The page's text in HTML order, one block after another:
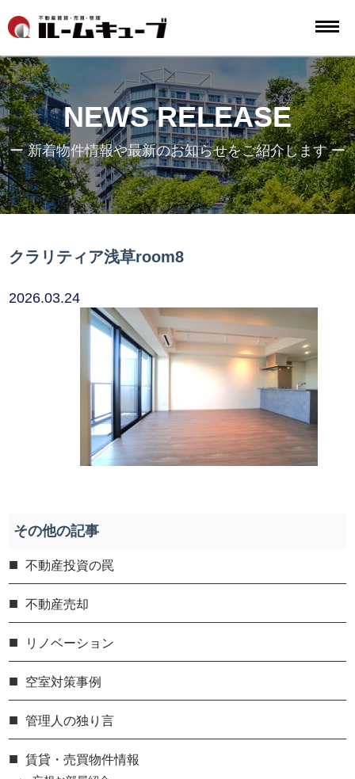
NEWS RELEASE
ー 新着物件情報や最新のお知らせをご紹介します ー
クラリティア浅草room8
2026.03.24
その他の記事
不動産投資の罠
不動産売却
リノベーション
空室対策事例
管理人の独り言
賃貸・売買物件情報